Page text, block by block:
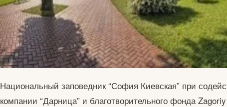
Национальный заповедник “София Киевская” при
компании “Дарница” и благотворительного фонда